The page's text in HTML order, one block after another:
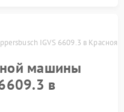
IGVS 6609.3 в
машины
в